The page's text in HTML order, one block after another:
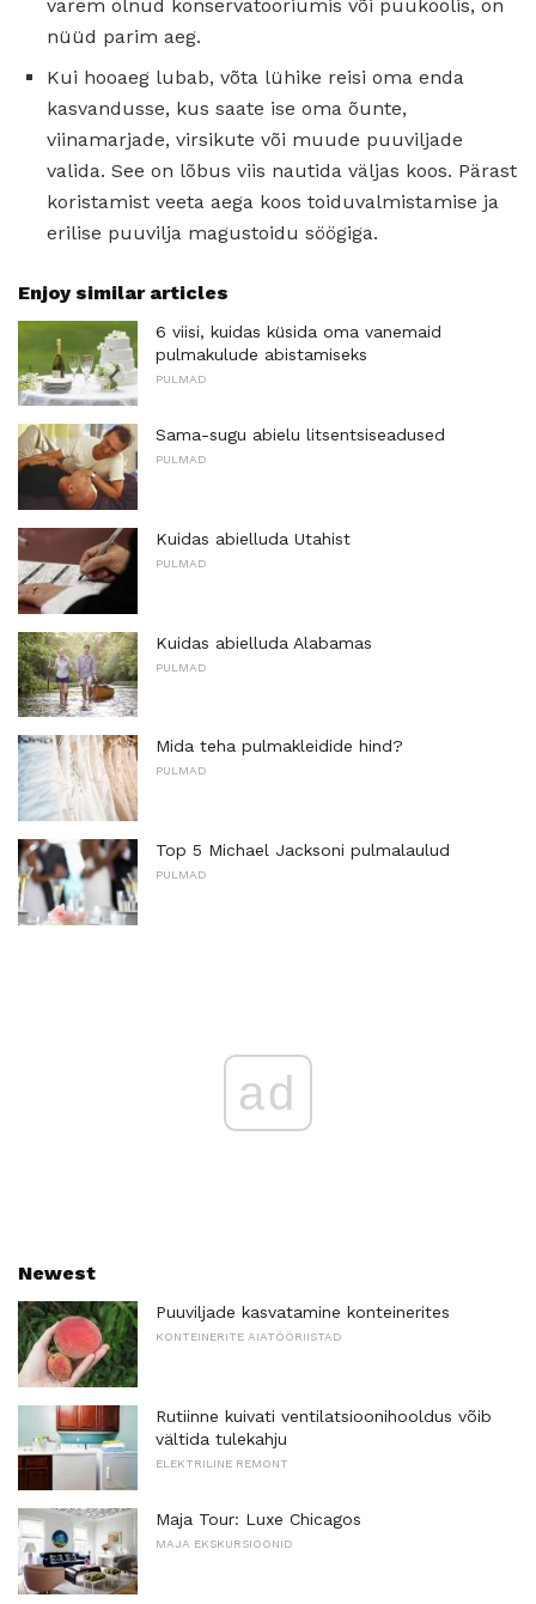
varem olnud konservatooriumis või puukoolis, on
nüüd parim aeg.
Kui hooaeg lubab, võta lühike reisi oma enda
kasvandusse, kus saate ise oma õunte,
viinamarjade, virsikute või muude puuviljade
valida. See on lõbus viis nautida väljas koos. Pärast
koristamist veeta aega koos toiduvalmistamise ja
erilise puuvilja magustoidu söögiga.
Enjoy similar articles
6 viisi, kuidas küsida oma vanemaid
pulmakulude abistamiseks
PULMAD
Sama-sugu abielu litsentsiseadused
PULMAD
Kuidas abielluda Utahist
PULMAD
Kuidas abielluda Alabamas
PULMAD
Mida teha pulmakleidide hind?
PULMAD
Top 5 Michael Jacksoni pulmalaulud
PULMAD
ad
Newest
Puuviljade kasvatamine konteinerites
KONTEINERITE AIATÖÖRIISTAD
Rutiinne kuivati ​​ventilatsioonihooldus võib
vältida tulekahju
ELEKTRILINE REMONT
Maja Tour: Luxe Chicagos
MAJA EKSKURSIOONID